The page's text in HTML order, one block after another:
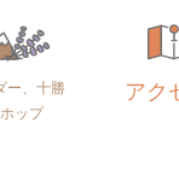
ー、十勝
ップ
アク